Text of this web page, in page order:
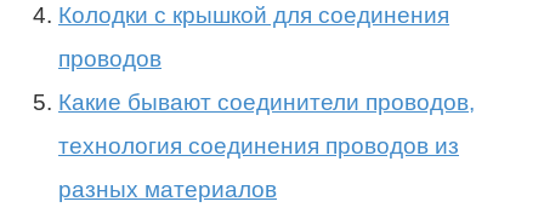
Колодки с крышкой для соединения
проводов
Какие бывают соединители проводов,
технология соединения проводов из
разных материалов